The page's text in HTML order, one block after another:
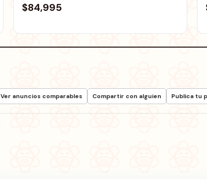
$84,995
Ver anuncios comparables Compartir con alguien Publica tu